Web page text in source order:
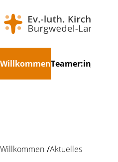
überspringen
WillkommenTeamer:in
Willkommen Aktuelles